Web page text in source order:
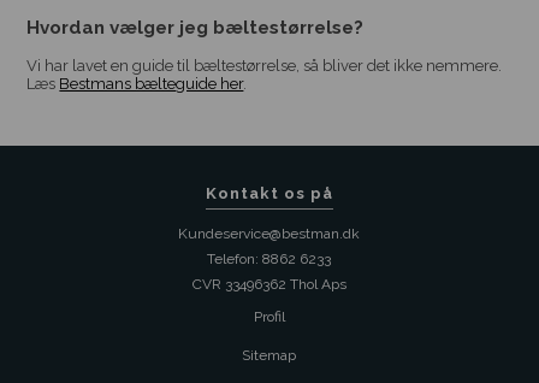
Hvordan vælger jeg bæltestørrelse?
Vi har lavet en guide til bæltestørrelse, så bliver det ikke nemmere.
Læs Bestmans bælteguide her.
Kontakt os på
Kundeservice@bestman.dk
Telefon: 8862 6233
CVR 33496362 Thol Aps
Profil
Sitemap